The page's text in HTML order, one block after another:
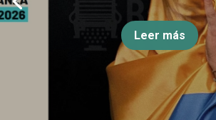
Leer más